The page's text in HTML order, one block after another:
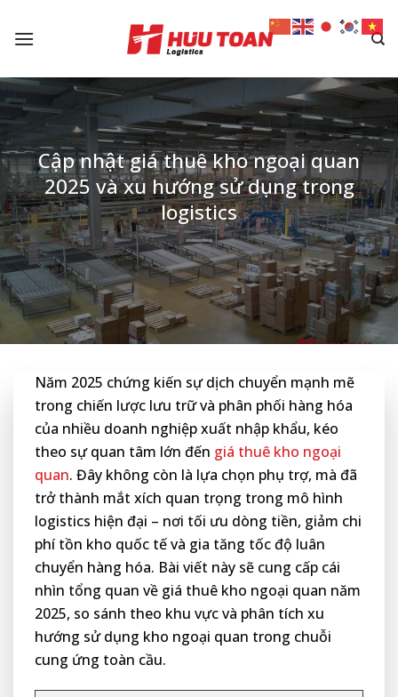
Cập nhật giá thuê kho ngoại quan
2025 và xu hướng sử dụng trong
logistics
Năm 2025 chứng kiến sự dịch chuyển mạnh mẽ
trong chiến lược lưu trữ và phân phối hàng hóa
của nhiều doanh nghiệp xuất nhập khẩu, kéo
theo sự quan tâm lớn đến giá thuê kho ngoại
quan. Đây không còn là lựa chọn phụ trợ, mà đã
trở thành mắt xích quan trọng trong mô hình
logistics hiện đại – nơi tối ưu dòng tiền, giảm chi
phí tồn kho quốc tế và gia tăng tốc độ luân
chuyển hàng hóa. Bài viết này sẽ cung cấp cái
nhìn tổng quan về giá thuê kho ngoại quan năm
2025, so sánh theo khu vực và phân tích xu
hướng sử dụng kho ngoại quan trong chuỗi
cung ứng toàn cầu.